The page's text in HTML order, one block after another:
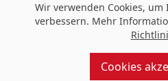
Entworfen und gebaut von
Wir verwenden Cookies,
verbessern. Mehr
Cookies